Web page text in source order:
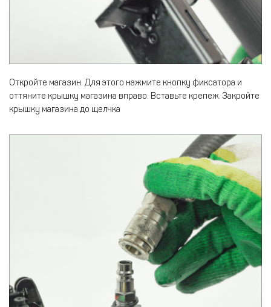
Откройте магазин. Для этого нажмите кнопку фиксатора и
оттяните крышку магазина вправо. Вставьте крепеж. Закройте
крышку магазина до щелчка